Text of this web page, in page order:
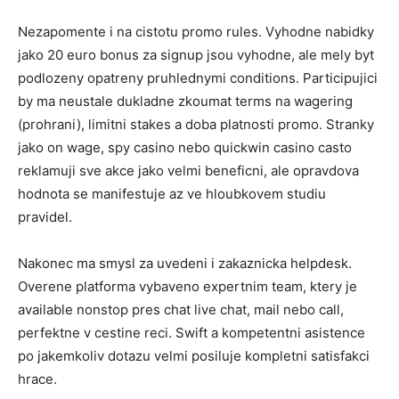
Nezapomente i na cistotu promo rules. Vyhodne nabidky
jako 20 euro bonus za signup jsou vyhodne, ale mely byt
podlozeny opatreny pruhlednymi conditions. Participujici
by ma neustale dukladne zkoumat terms na wagering
(prohrani), limitni stakes a doba platnosti promo. Stranky
jako on wage, spy casino nebo quickwin casino casto
reklamuji sve akce jako velmi beneficni, ale opravdova
hodnota se manifestuje az ve hloubkovem studiu
pravidel.
Nakonec ma smysl za uvedeni i zakaznicka helpdesk.
Overene platforma vybaveno expertnim team, ktery je
available nonstop pres chat live chat, mail nebo call,
perfektne v cestine reci. Swift a kompetentni asistence
po jakemkoliv dotazu velmi posiluje kompletni satisfakci
hrace.